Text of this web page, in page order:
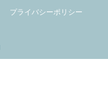
プライバシーポリシー